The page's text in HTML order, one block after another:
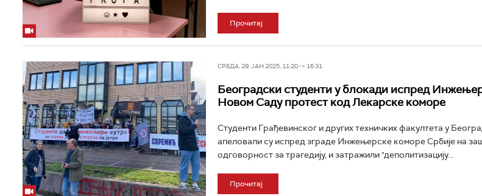
Прочитај
СРЕДА, 29. ЈАН 2025, 11:20 -> 16:31
Београдски студенти у блокади испред
Новом Саду протест код Лекарске коморе
Студенти Грађевинског и других техничких факултета у
апеловали су испред зграде Инжењерске коморе Србије на
одговорност за трагедију, и затражили "деполитизацију...
Прочитај